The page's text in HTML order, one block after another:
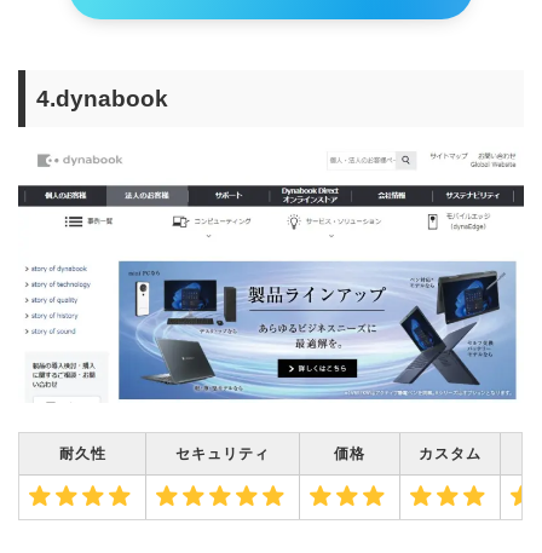
4.dynabook
耐久性 セキュリティ 価格 カスタム